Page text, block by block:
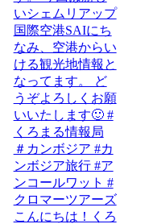
こんにちは！くろ